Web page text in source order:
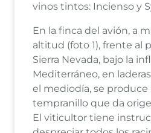
vinos tintos: Incienso y
En la finca del avión, a
altitud (foto 1), frente al
Sierra Nevada, bajo la
Mediterráneo, en
el mediodía, se produce
tempranillo que da
El viticultor tiene